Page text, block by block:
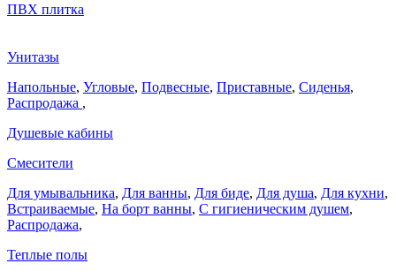
ПВХ плитка
Унитазы
Напольные, Угловые, Подвесные, Приставные, Сиденья,
Распродажа ,
Душевые кабины
Смесители
Для умывальника, Для ванны, Для биде, Для душа, Для кухни,
Встраиваемые, На борт ванны, C гигиеническим душем,
Распродажа,
Теплые полы